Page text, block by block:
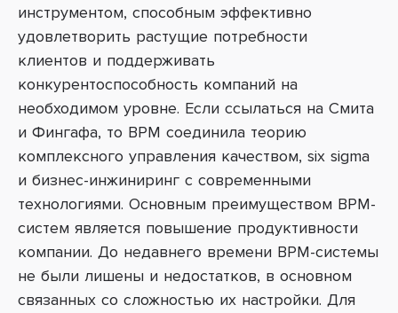
инструментом, способным эффективно
удовлетворить растущие потребности
клиентов и поддерживать
конкурентоспособность компаний на
необходимом уровне. Если ссылаться на Смита
и Фингафа, то BPM соединила теорию
комплексного управления качеством, six sigma
и бизнес-инжиниринг с современными
технологиями. Основным преимуществом BPM-
систем является повышение продуктивности
компании. До недавнего времени BPM-системы
не были лишены и недостатков, в основном
связанных со сложностью их настройки. Для